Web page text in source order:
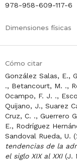
978-958-609-117-6
Dimensiones físicas
Cómo citar
González Salas, E.,
., Betancourt, M. .,
Ocampo, F. J. .,
Quijano, J., Suarez
Cruz, C. ., Guerrero
E., Rodríguez
Sandoval Rueda, U.
tendencias de la
el siglo XIX al XXI(J.